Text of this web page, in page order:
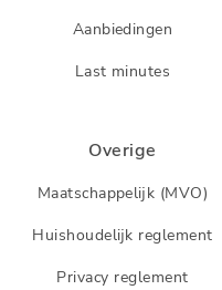
Aanbiedingen
Last minutes
Overige
Maatschappelijk (MVO)
Huishoudelijk reglement
Privacy reglement